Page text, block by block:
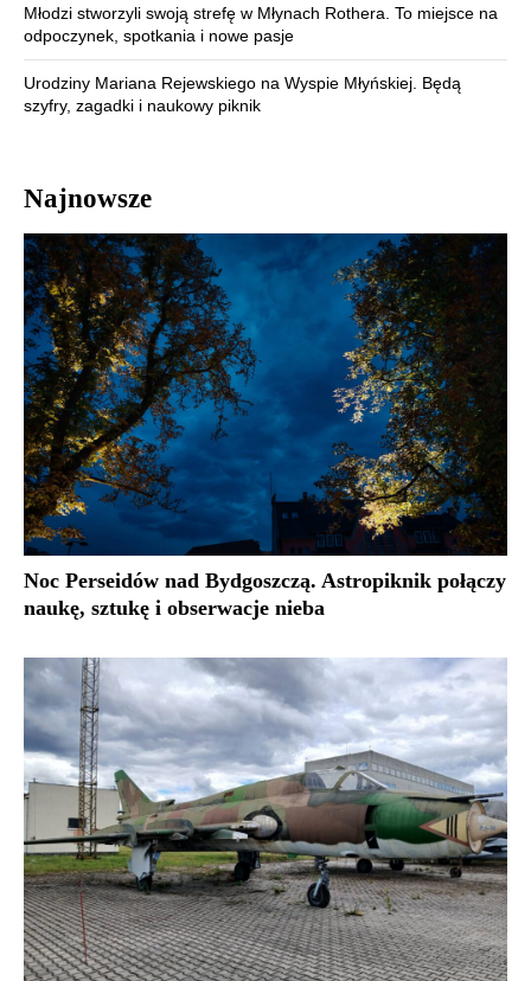
Młodzi stworzyli swoją strefę w Młynach Rothera. To miejsce na
odpoczynek, spotkania i nowe pasje
Urodziny Mariana Rejewskiego na Wyspie Młyńskiej. Będą
szyfry, zagadki i naukowy piknik
Najnowsze
Noc Perseidów nad Bydgoszczą. Astropiknik połączy
naukę, sztukę i obserwacje nieba